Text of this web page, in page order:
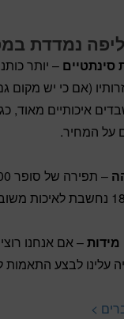
נמדדת
סינתטיים – יותר
(אם כי יש מקום
איכותיים מאוד,
על המחיר.
– אם אנחנו
עלינו לבצע התאמות
>